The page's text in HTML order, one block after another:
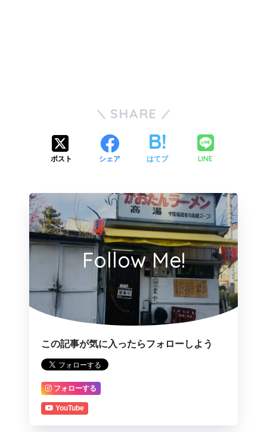
SHARE
ポスト シェア はてブ LINE
Follow Me!
この記事が気に入ったらフォローしよう
フォローする
YouTube